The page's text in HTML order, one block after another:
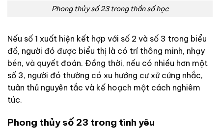
Phong thủy số 23 trong thần số học
Nếu số 1 xuất hiện kết hợp với số 2 và số 3 trong biểu
đồ, người đó được biểu thị là có trí thông minh, nhạy
bén, và quyết đoán. Đồng thời, nếu có nhiều hơn một
số 3, người đó thường có xu hướng cư xử cứng nhắc,
tuân thủ nguyên tắc và kế hoạch một cách nghiêm
túc.
Phong thủy số 23 trong tình yêu